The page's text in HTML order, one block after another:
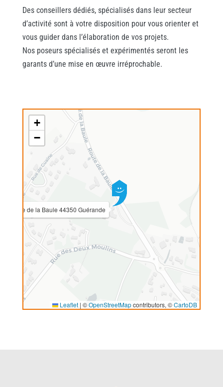
Des conseillers dédiés, spécialisés dans leur secteur
d’activité sont à votre disposition pour vous orienter et
vous guider dans l’élaboration de vos projets.
Nos poseurs spécialisés et expérimentés seront les
garants d’une mise en œuvre irréprochable.
route de la Baule 44350 Guérande
+
−
Leaflet | ©OpenStreetMapcontributors, ©CartoDB